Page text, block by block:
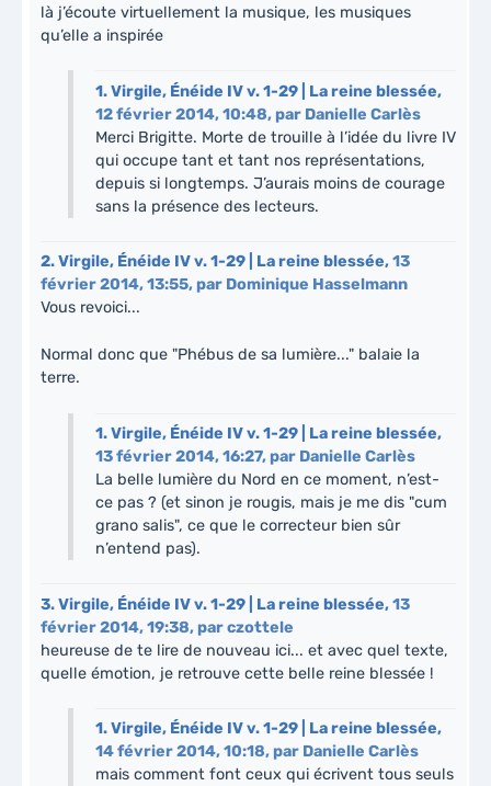
là j’écoute virtuellement la musique, les musiques
qu’elle a inspirée
1.Virgile, Énéide IV v. 1-29 | La reine blessée,
12 février 2014, 10:48,par Danielle Carlès
Merci Brigitte. Morte de trouille à l’idée du livre IV
qui occupe tant et tant nos représentations,
depuis si longtemps. J’aurais moins de courage
sans la présence des lecteurs.
2.Virgile, Énéide IV v. 1-29 | La reine blessée,13
février 2014, 13:55,par Dominique Hasselmann
Vous revoici...
Normal donc que "Phébus de sa lumière..." balaie la
terre.
1.Virgile, Énéide IV v. 1-29 | La reine blessée,
13 février 2014, 16:27,par Danielle Carlès
La belle lumière du Nord en ce moment, n’est-
ce pas ? (et sinon je rougis, mais je me dis "cum
grano salis", ce que le correcteur bien sûr
n’entend pas).
3.Virgile, Énéide IV v. 1-29 | La reine blessée,13
février 2014, 19:38,parczottele
heureuse de te lire de nouveau ici... et avec quel texte,
quelle émotion, je retrouve cette belle reine blessée !
1.Virgile, Énéide IV v. 1-29 | La reine blessée,
14 février 2014, 10:18,par Danielle Carlès
mais comment font ceux qui écrivent tous seuls